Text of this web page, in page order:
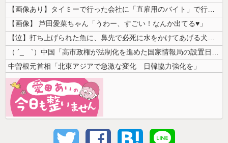
【画像あり】タイミーで行った会社に「直雇用のバイト」で行った結果ｗｗｗ...
【画像】 芦田愛菜ちゃん「うわー、すごい！なんか出てる♥」
【泣】打ち上げられた魚に、鼻先で必死に水をかけてあげる犬が話題
（ ´_ゝ`）中国「高市政権が法制化を進めた国家情報局の設置日が7月3...
中曽根元首相「北東アジアで急激な変化 日韓協力強化を」